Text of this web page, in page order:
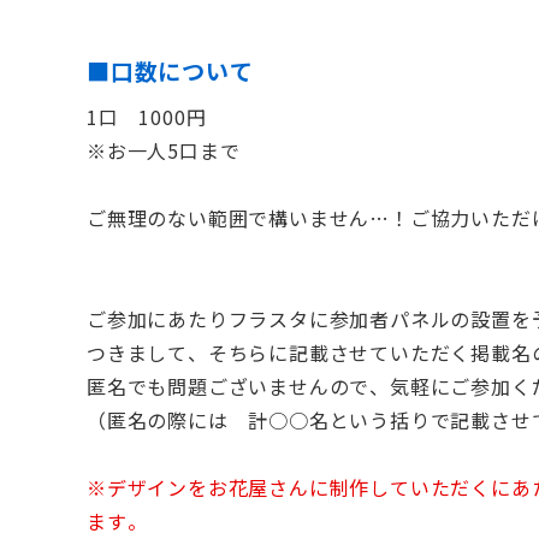
■口数について
1口 1000円
※お一人5口まで
ご無理のない範囲で構いません…！ご協力いた
ご参加にあたりフラスタに参加者パネルの設置
つきまして、そちらに記載させていただく掲載名
匿名でも問題ございませんので、気軽にご参加く
（匿名の際には 計○○名という括りで記載させ
※デザインをお花屋さんに制作していただくに
ます。